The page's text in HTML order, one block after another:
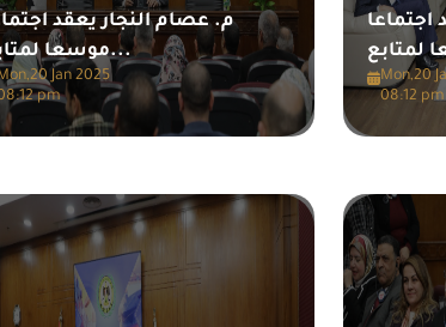
م. عصام النجار يعقد
موسعا لمتابع...
Jan 2025
pm
اجتماعا
Mon,20
08:12 pm